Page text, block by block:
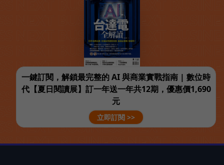
一鍵訂閱，解鎖最完整的 AI 與商業實戰指南 | 數位時
代【夏日閱讀展】訂一年送一年共12期，優惠價1,690
元
立即訂閱 >>